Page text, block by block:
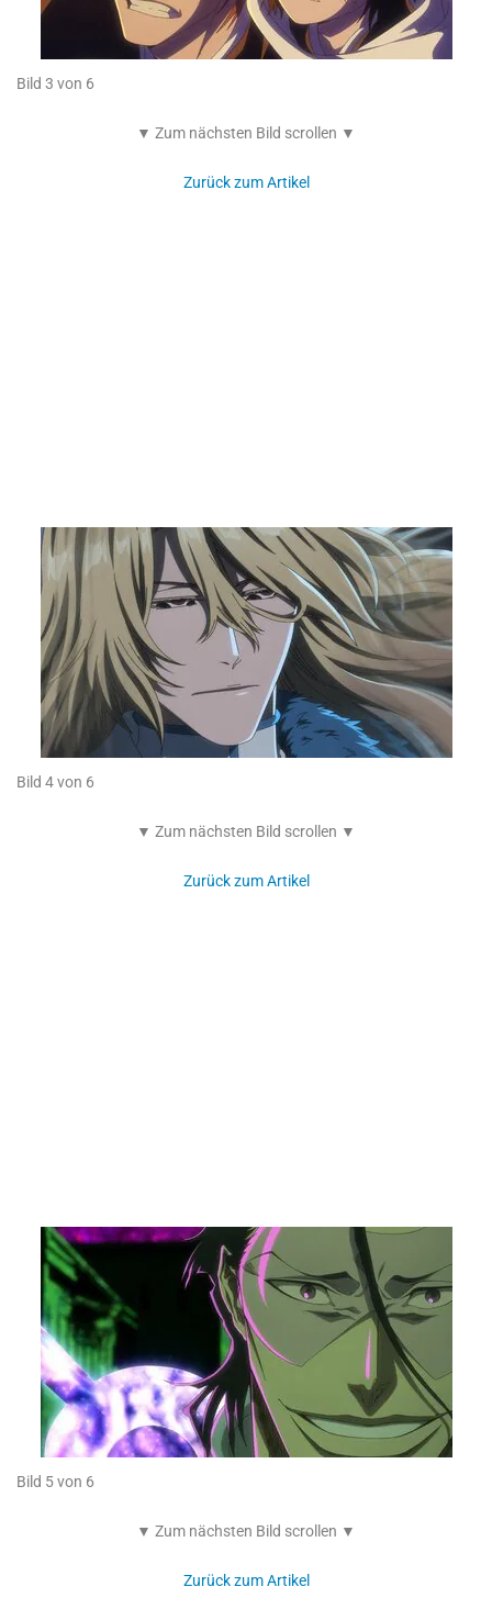
Bild 3 von 6
▼ Zum nächsten Bild scrollen ▼
Zurück zum Artikel
Bild 4 von 6
▼ Zum nächsten Bild scrollen ▼
Zurück zum Artikel
Bild 5 von 6
▼ Zum nächsten Bild scrollen ▼
Zurück zum Artikel